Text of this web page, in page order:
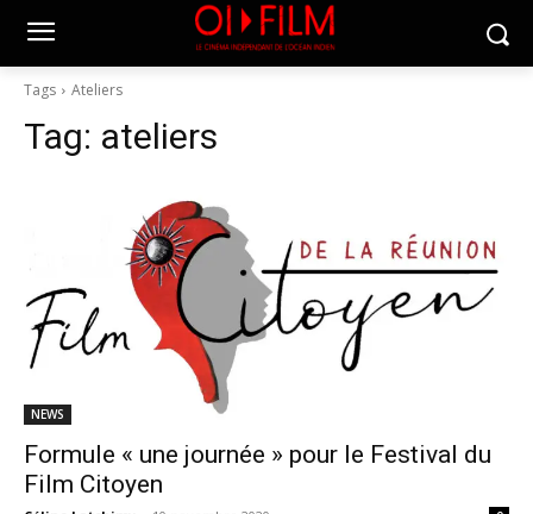
Tags Ateliers
Tag: ateliers
NEWS
Formule « une journée » pour le Festival du
Film Citoyen